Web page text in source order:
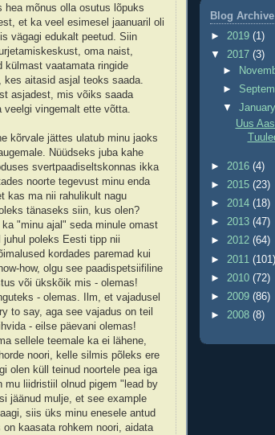
mõnus olla osutus lõpuks
et ka veel esimesel jaanuaril oli
vägagi edukalt peetud. Siin
oma naist,
vaatamata ringide
aitasid asjal teoks saada.
asjadest, mis võiks saada
vingemalt ette võtta.
kõrvale jättes ulatub minu jaoks
Nüüdseks juba kahe
svertpaadiseltskonnas ikka
noorte tegevust minu enda
kas ma nii rahulikult nagu
tänaseks siin, kus olen?
"minu ajal" seda minule omast
poleks Eesti tipp nii
kordades paremad kui
how, olgu see paadispetsiifiline
või ükskõik mis - olemas!
- olemas. Ilm, et vajadusel
to say, aga see vajadus on teil
- eilse päevani olemas!
sellele teemale ka ei lähene,
noori, kelle silmis põleks ere
olen küll teinud noortele pea iga
liidristiil olnud pigem "lead by
jäänud mulje, et see example
siis üks minu enesele antud
kaasata rohkem noori, aidata
Blog Archive
► 2019 (1)
▼ 2017 (3)
►
►
▼
Uus
► 2016 (4)
► 2015 (23)
► 2014 (18)
► 2013 (47)
► 2012 (64)
► 2011 (101)
► 2010 (72)
► 2009 (86)
► 2008 (8)